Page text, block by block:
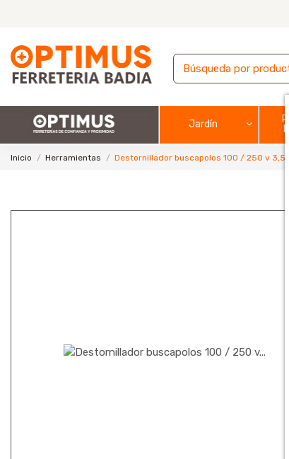
Jardín
Inicio Herramientas Destornillador buscapolos 100 / 250 v 3,5